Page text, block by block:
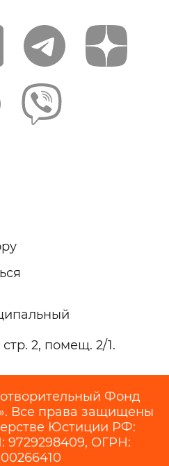
2, помещ. 2/1.
Фонд
Все права защищены
Юстиции РФ:
9729298409, ОГРН: